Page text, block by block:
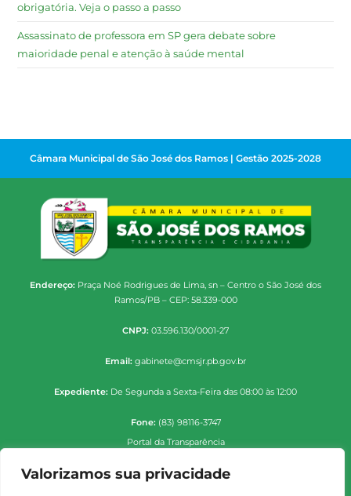
Valorizamos sua privacidade
obrigatória. Veja o passo a passo
Assassinato de professora em SP gera debate sobre
maioridade penal e atenção à saúde mental
Câmara Municipal de São José dos Ramos | Gestão 2025-2028
Endereço: Praça Noé Rodrigues de Lima, sn – Centro o São José dos
Ramos/PB – CEP: 58.339-000
CNPJ: 03.596.130/0001-27
Email: gabinete@cmsjr.pb.gov.br
Expediente: De Segunda a Sexta-Feira das 08:00 às 12:00
Fone: (83) 98116-3747
Portal da Transparência
Folha de Pagamento